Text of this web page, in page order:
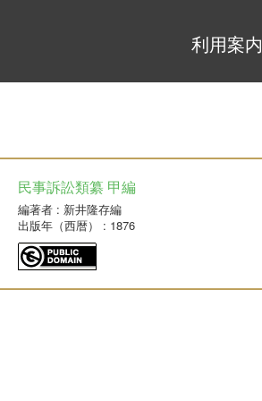
利用案内
民事訴訟類纂 甲編
編著者: 新井隆存編
出版年（西暦）
: 1876